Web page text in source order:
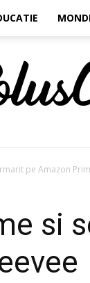
pe Amazon
si